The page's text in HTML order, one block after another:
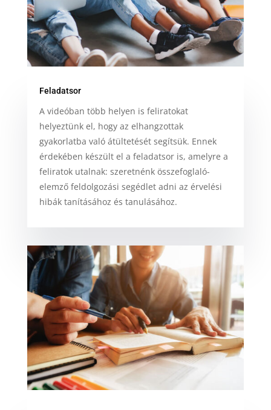
Feladatsor
A videóban több helyen is feliratokat
helyeztünk el, hogy az elhangzottak
gyakorlatba való átültetését segítsük. Ennek
érdekében készült el a feladatsor is, amelyre a
feliratok utalnak: szeretnénk összefoglaló-
elemző feldolgozási segédlet adni az érvelési
hibák tanításához és tanulásához.